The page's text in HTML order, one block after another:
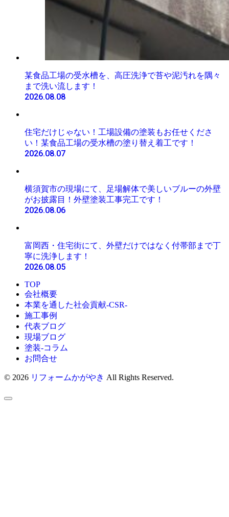
某食品工場の受水槽を、高圧洗浄で苔や泥汚れを隅々
まで洗い流します！
2026.08.08
住宅だけじゃない！工場設備の塗装もお任せくださ
い！某食品工場の受水槽の塗り替え着工です！
2026.08.07
横須賀市の現場にて、足場解体で美しいブルーの外壁
がお披露目！外壁塗装工事完工です！
2026.08.06
富岡西・住宅街にて、外壁だけではなく付帯部まで丁
寧に洗浄します！
2026.08.05
TOP
会社概要
本業を通した社会貢献-CSR-
施工事例
代表ブログ
現場ブログ
塗装-コラム
お問合せ
© 2026 リフォームかがやき All Rights Reserved.